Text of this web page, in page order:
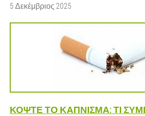
5 Δεκέμβριος 2025
ΚΌΨΤΕ ΤΟ ΚΆΠΝΙΣΜΑ: ΤΙ